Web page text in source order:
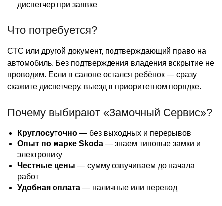
диспетчер при заявке
Что потребуется?
СТС или другой документ, подтверждающий право на
автомобиль. Без подтверждения владения вскрытие не
проводим. Если в салоне остался ребёнок — сразу
скажите диспетчеру, выезд в приоритетном порядке.
Почему выбирают «Замочный Сервис»?
Круглосуточно — без выходных и перерывов
Опыт по марке Skoda — знаем типовые замки и
электронику
Честные цены — сумму озвучиваем до начала
работ
Удобная оплата — наличные или перевод